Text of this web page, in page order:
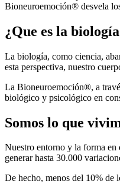
Bioneuroemoción® desvela
¿Que es la
La biología, como ciencia,
esta perspectiva, nuestro
La Bioneuroemoción®, a
biológico y psicológico en
Somos lo que
Nuestro entorno y la forma en
generar hasta 30.000
De hecho, menos del 10% de